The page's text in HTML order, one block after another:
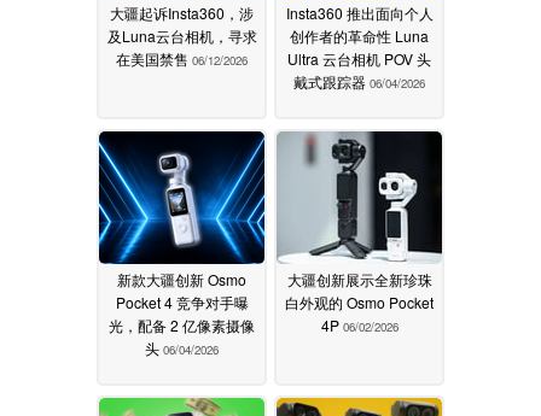
大疆起诉Insta360，涉
及Luna云台相机，寻求
在美国禁售 06/12/2026
Insta360 推出面向个人
创作者的革命性 Luna
Ultra 云台相机 POV 头
戴式跟踪器 06/04/2026
新款大疆创新 Osmo
Pocket 4 竞争对手曝
光，配备 2 亿像素摄像
头 06/04/2026
大疆创新展示全新珍珠
白外观的 Osmo Pocket
4P 06/02/2026